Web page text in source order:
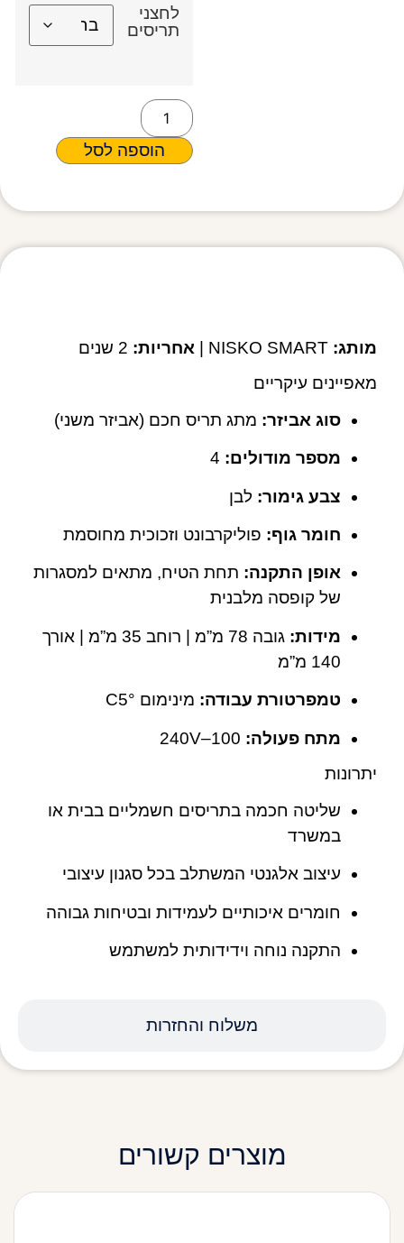
לחצני
תריסים
הוספה לסל
משלוח והחזרות
מותג: אחריות:
מאפיינים עיקריים
סוג אביזר: מתג תריס חכם (אביזר משני)
מספר מודולים:
צבע גימור: לבן
חומר גוף: פוליקרבונט וזכוכית מחוסמת
אופן התקנה: תחת הטיח, מתאים למסגרות
של קופסה מלבנית
מידות:
גובה 78 מ”מ | רוחב 35 מ”מ | אורך
140 מ”מ
טמפרטורת עבודה: מינימום °C5
מתח פעולה:
יתרונות
שליטה חכמה בתריסים חשמליים בבית או
במשרד
עיצוב אלגנטי המשתלב בכל סגנון עיצובי
חומרים איכותיים לעמידות ובטיחות גבוהה
התקנה נוחה וידידותית למשתמש
מוצרים קשורים